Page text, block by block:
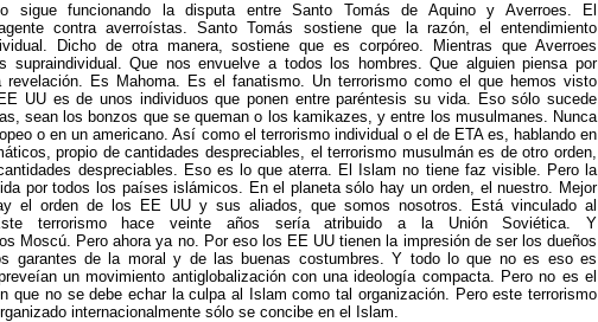
sigue funcionando la disputa entre Santo Tomás de Aquino y Averroes. El
contra averroístas. Santo Tomás sostiene que la razón, el entendimiento
Dicho de otra manera, sostiene que es corpóreo. Mientras que Averroes
supraindividual. Que nos envuelve a todos los hombres. Que alguien piensa por
revelación. Es Mahoma. Es el fanatismo. Un terrorismo como el que hemos visto
UU es de unos individuos que ponen entre paréntesis su vida. Eso sólo sucede
sean los bonzos que se queman o los kamikazes, y entre los musulmanes. Nunca
o en un americano. Así como el terrorismo individual o el de ETA es, hablando en
propio de cantidades despreciables, el terrorismo musulmán es de otro orden,
despreciables. Eso es lo que aterra. El Islam no tiene faz visible. Pero la
por todos los países islámicos. En el planeta sólo hay un orden, el nuestro. Mejor
el orden de los EE UU y sus aliados, que somos nosotros. Está vinculado al
terrorismo hace veinte años sería atribuido a la Unión Soviética. Y
Moscú. Pero ahora ya no. Por eso los EE UU tienen la impresión de ser los dueños
garantes de la moral y de las buenas costumbres. Y todo lo que no es eso es
un movimiento antiglobalización con una ideología compacta. Pero no es el
que no se debe echar la culpa al Islam como tal organización. Pero este terrorismo
internacionalmente sólo se concibe en el Islam.